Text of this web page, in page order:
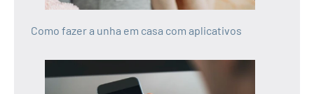
Como fazer a unha em casa com aplicativos